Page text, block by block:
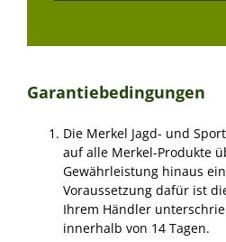
Garantiebedingungen
Die Merkel Jagd- und
auf alle Merkel-Produkte
Gewährleistung hinaus
Voraussetzung dafür ist
Ihrem Händler
innerhalb von 14 Tagen.